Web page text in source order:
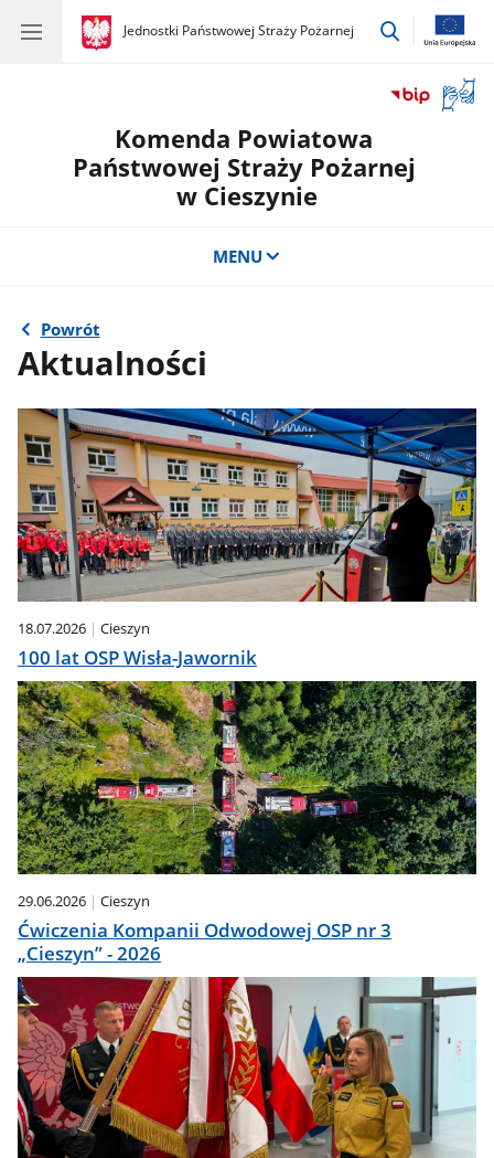
gov.pl
Jednostki Państwowej Straży Pożarnej
gov.pl
Jednostki
przejdź
okno
Komenda Powiatowa
Państwowej Straży Pożarnej
w Cieszynie
MENU
Powrót
Aktualności
18.07.2026 Cieszyn
100 lat OSP Wisła-Jawornik
29.06.2026 Cieszyn
Ćwiczenia Kompanii Odwodowej OSP nr 3
„Cieszyn” - 2026